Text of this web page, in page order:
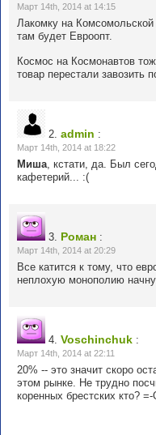
Март 14th, 2014 at 14:15
Лакомку на
там будет Евроопт.
Космос на Космонавтов
товар перестали завозить
2. admin :
Март 14th, 2014 at 18:22
Миша, кстати, да. Был
кафетерий... :(
3. Роман :
Март 14th, 2014 at 20:29
Все катится к тому, что
неплохую монополию
4. Voschinchuk :
Март 14th, 2014 at 22:11
20% -- это значит скоро
этом рынке. Не трудно
коренных брестских кто? =-